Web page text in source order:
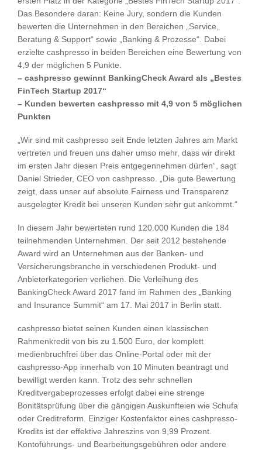
Das Besondere daran: Keine Jury, sondern die Kunden
bewerten die Unternehmen in den Bereichen „Service,
Beratung & Support“ sowie „Banking & Prozesse“. Dabei
erzielte cashpresso in beiden Bereichen eine Bewertung von
4,9 der möglichen 5 Punkte.
– cashpresso gewinnt BankingCheck Award als „Bestes
FinTech Startup 2017“
– Kunden bewerten cashpresso mit 4,9 von 5 möglichen
Punkten
„Wir sind mit cashpresso seit Ende letzten Jahres am Markt
vertreten und freuen uns daher umso mehr, dass wir direkt
im ersten Jahr diesen Preis entgegennehmen dürfen“, sagt
Daniel Strieder, CEO von cashpresso. „Die gute Bewertung
zeigt, dass unser auf absolute Fairness und Transparenz
ausgelegter Kredit bei unseren Kunden sehr gut ankommt.“
In diesem Jahr bewerteten rund 120.000 Kunden die 184
teilnehmenden Unternehmen. Der seit 2012 bestehende
Award wird an Unternehmen aus der Banken- und
Versicherungsbranche in verschiedenen Produkt- und
Anbieterkategorien verliehen. Die Verleihung des
BankingCheck Award 2017 fand im Rahmen des „Banking
and Insurance Summit“ am 17. Mai 2017 in Berlin statt.
cashpresso bietet seinen Kunden einen klassischen
Rahmenkredit von bis zu 1.500 Euro, der komplett
medienbruchfrei über das Online-Portal oder mit der
cashpresso-App innerhalb von 10 Minuten beantragt und
bewilligt werden kann. Trotz des sehr schnellen
Kreditvergabeprozesses erfolgt dabei eine strenge
Bonitätsprüfung über die gängigen Auskunfteien wie Schufa
oder Creditreform. Einziger Kostenfaktor eines cashpresso-
Kredits ist der effektive Jahreszins von 9,99 Prozent.
Kontoführungs- und Bearbeitungsgebühren oder andere